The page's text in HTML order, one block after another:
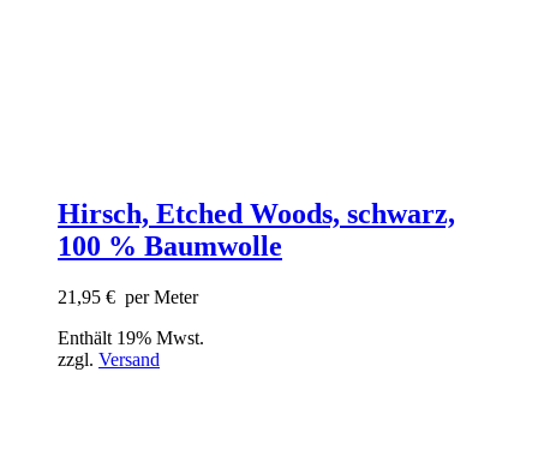
Hirsch, Etched Woods, schwarz,
100 % Baumwolle
21,95 € per Meter
Enthält 19% Mwst.
zzgl. Versand